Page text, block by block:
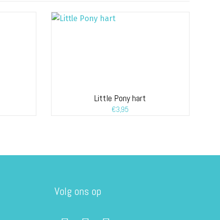
Little Pony hart
€3,95
Volg ons op